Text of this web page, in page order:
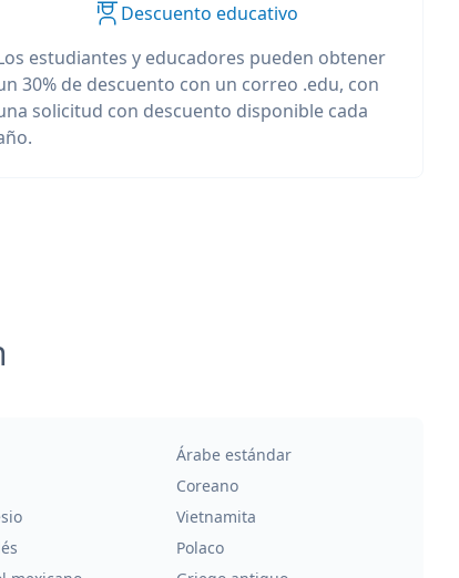
Descuento educativo
estudiantes y educadores pueden obtener
30% de descuento con un correo .edu, con
solicitud con descuento disponible cada
Árabe estándar
Coreano
Vietnamita
Polaco